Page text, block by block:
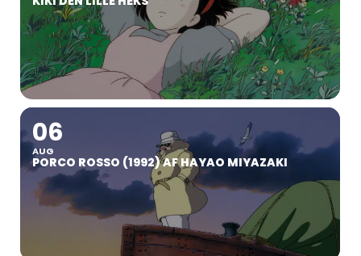
06
AUG
PORCO ROSSO (1992) AF HAYAO MIYAZAKI